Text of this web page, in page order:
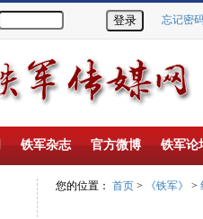
忘记密
铁军杂志 官方微博 铁军论
您的位置： 首页 > 《铁军》 >